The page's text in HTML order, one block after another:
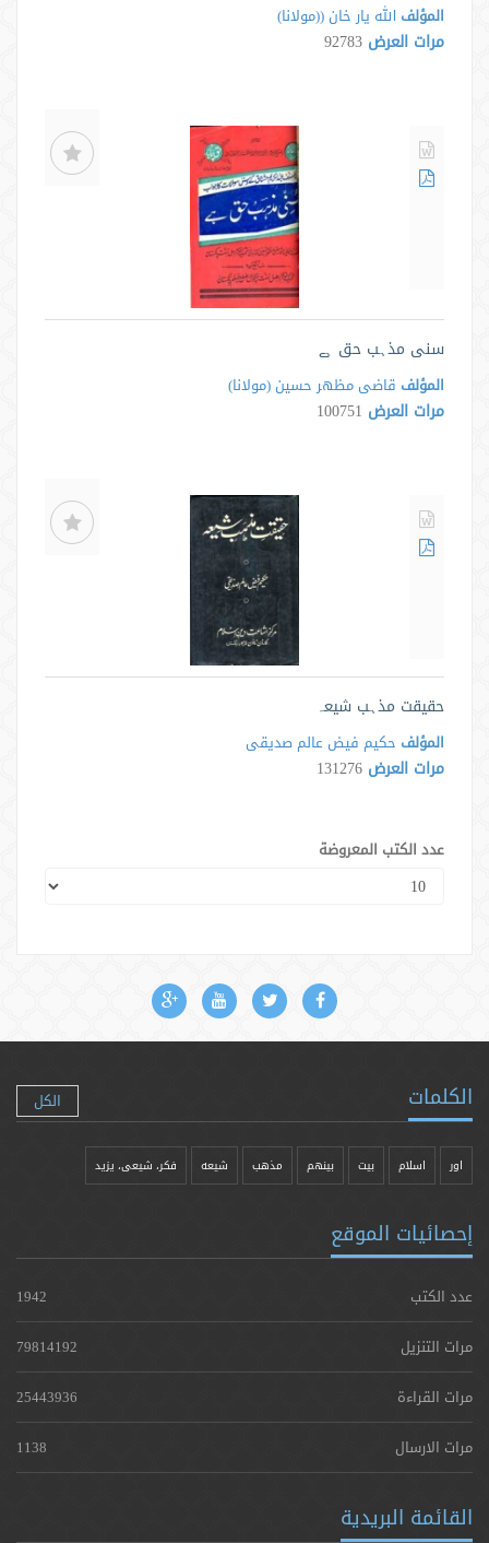
المؤلف الله يار خان ((مولانا)
مرات العرض 92783
سنی مذہب حق ہے
المؤلف قاضى مظهر حسين (مولانا)
مرات العرض 100751
حقيقت مذہب شيعہ
المؤلف حكيم فيض عالم صديقى
مرات العرض 131276
عدد الكتب المعروضة
الكلمات الكل
اور اسلام بیت بينهم مذهب شيعه فکر، شیعی، یزيد
إحصائيات الموقع
عدد الكتب
1942
مرات التنزيل
79814192
مرات القراءة
25443936
مرات الارسال
1138
القائمة البريدية